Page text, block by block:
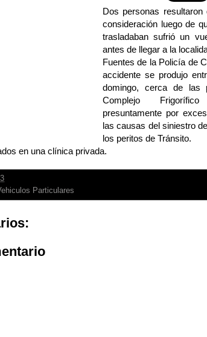
Dos personas
consideración luego de
trasladaban sufrió un
antes de llegar a la
Fuentes de la Policía de
accidente se produjo
domingo, cerca de las
Complejo
presuntamente por
las causas del siniestro
los peritos de Tránsito.
en una clínica privada.
Particulares